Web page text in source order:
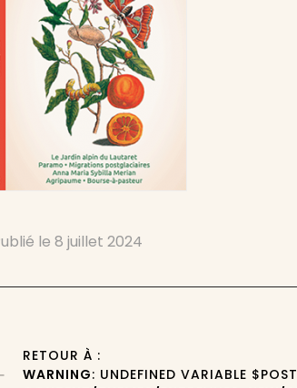
le8 juillet 2024
RETOUR À :
WARNING: UNDEFINED VARIABLE